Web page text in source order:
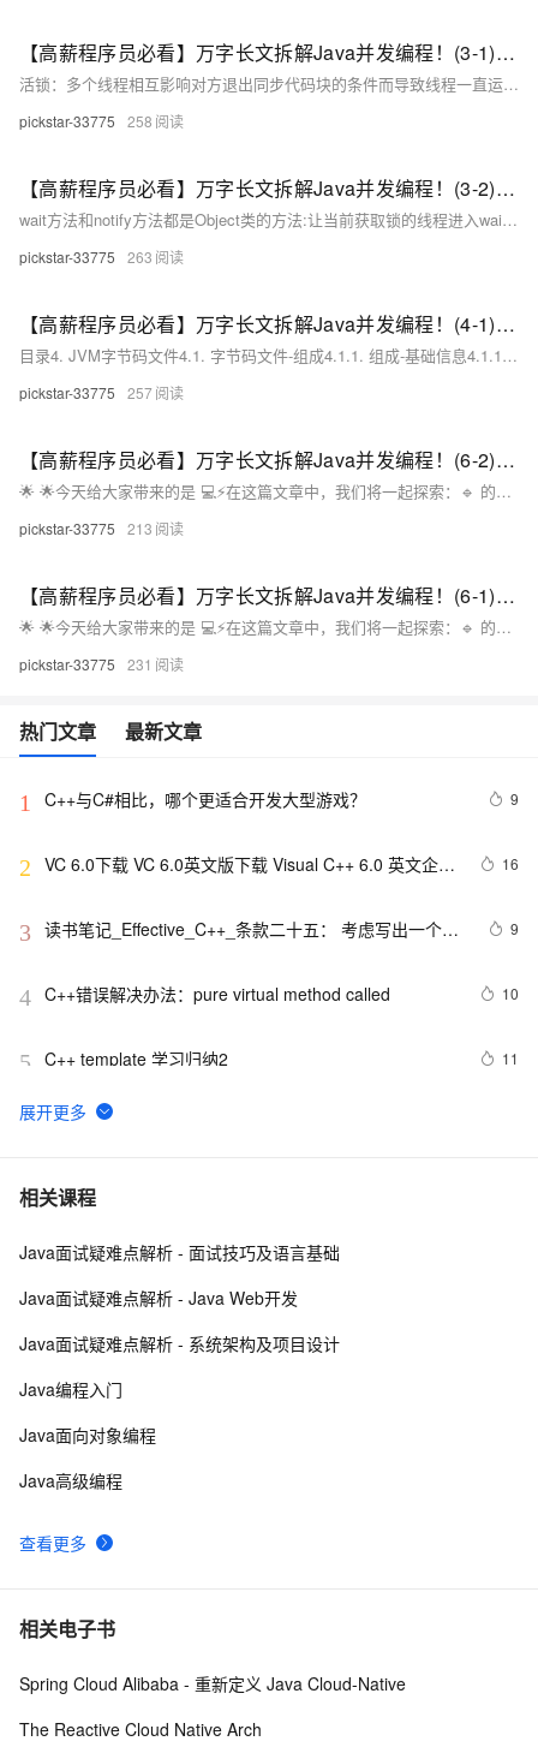
【高薪程序员必看】万字长文拆解Java并发编程！(3-1)：并发共享问题的解决与分析
活锁：多个线程相互影响对方退出同步代码块的条件而导致线程一直运行的情况。例如，线程1的退出条件是count=5，而线程2和线程3在其代码块中不断地是count进行自增自减的操作，导致线程1永远运行。内存一致性问题:由于JIT即时编译器对缓存的优化和指令重排等造成的内存可见性和有序性问题,可以通过synchronized,volatile,并发集合类等机制来解决。这里的线程安全是指,多个线程调用它们同一个实例的方法时,是线程安全的,但仅仅能保证当前调用的方法是线程安全的,不同方法之间是线程不安全的。
pickstar-33775 258
【高薪程序员必看】万字长文拆解Java并发编程！(3-2)：并发共享问题的解决与分析
wait方法和notify方法都是Object类的方法:让当前获取锁的线程进入waiting状态,并进入waitlist队列:让当前获取锁的线程进入waiting状态,并进入waitlist队列,等待n秒后自动唤醒:在waitlist队列中挑一个线程唤醒:唤醒所有在waitlist队列中的线程它们都是之间协作的手段,只有拥有对象锁的线程才能调用这些方法,否则会出现IllegalMonitorStateException异常park方法和unpark方法是LockSupport类中的方法。
pickstar-33775 263
【高薪程序员必看】万字长文拆解Java并发编程！(4-1)：悲观锁底层原理与性能优化实战
目录4. JVM字节码文件4.1. 字节码文件-组成4.1.1. 组成-基础信息4.1.1.1. 基础信息-魔数4.1.1.2. 基础信息-主副版本号4.1.2. 组成-常量池4.1.3. 组成-方法4.1.3.1. 方法-工作流程4.1.4. 组成-字段4.1.5. 组成-属性4.2. 字节码文件-查看工具4.2.1. javap4.2.2. jclasslib4.2.3. 阿里Arthas
pickstar-33775 257
【高薪程序员必看】万字长文拆解Java并发编程！(6-2)：从CAS无锁机制到Atomic原子类实战指南
🌟 ​🌟今天给大家带来的是 ​💻⚡在这篇文章中，我们将一起探索：🔹 ​的底层原理，它是如何通过 ​实现无锁并发的？🔹 ​的终极对决，为什么高并发场景下CAS性能更优？🔹 ​的陷阱与解决方案——和实战演示！🔹 ​​（LongAdder等）的使用场景与性能对比🔹 危险的 ​黑魔法：为什么阿里禁止使用却又是并发库的基石？无论你是：✅ ​​（BATJ高频考点）✅ ​​（如何设计百万级计数器）✅ ​​（从Java代码到CPU指令的全链路分析）这篇文章都会让你收获满满！✨。
pickstar-33775 213
【高薪程序员必看】万字长文拆解Java并发编程！(6-1)：从CAS无锁机制到Atomic原子类实战指南
🌟 ​🌟今天给大家带来的是 ​💻⚡在这篇文章中，我们将一起探索：🔹 ​的底层原理，它是如何通过 ​实现无锁并发的？🔹 ​的终极对决，为什么高并发场景下CAS性能更优？🔹 ​的陷阱与解决方案——和实战演示！🔹 ​​（LongAdder等）的使用场景与性能对比🔹 危险的 ​黑魔法：为什么阿里禁止使用却又是并发库的基石？无论你是：✅ ​​（BATJ高频考点）✅ ​​（如何设计百万级计数器）✅ ​​（从Java代码到CPU指令的全链路分析）这篇文章都会让你收获满满！✨。
pickstar-33775 231
热门文章 最新文章
1 C++与C#相比，哪个更适合开发大型游戏？ 9
2 VC 6.0下载 VC 6.0英文版下载 Visual C++ 6.0 英文企业
16
3 读书笔记_Effective_C++_条款二十五： 考虑写出一个不
9
4 C++错误解决办法：pure virtual method called 10
5 C++ template 学习归纳2 11
6 c++ float 带 e 的指数
7 【OJ】A*(start)算法c++初步实现
8 【C++调试】深入探索C++调试：从DWARF到堆栈解析
(compare)、复制(copy)
10设计模式C++学习笔记之十六（Observer观察者模式）
相关课程
查看更多
Java面试疑难点解析 - 面试技巧及语言基础
Java面试疑难点解析 - Java Web开发
Java面试疑难点解析 - 系统架构及项目设计
Java编程入门
Java面向对象编程
Java高级编程
相关电子书
Spring Cloud Alibaba - 重新定义 Java Cloud-Native
The Reactive Cloud Native Arch